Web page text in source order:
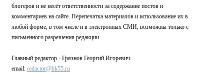
блогеров и не несёт ответственности за содержание постов и
комментариев на сайте. Перепечатка материалов и использование их в
любой форме, в том числе и в электронных СМИ, возможны только с
письменного разрешения редакции.
Главный редактор - Грязнов Георгий Игоревич.
email: redactor@bk55.ru